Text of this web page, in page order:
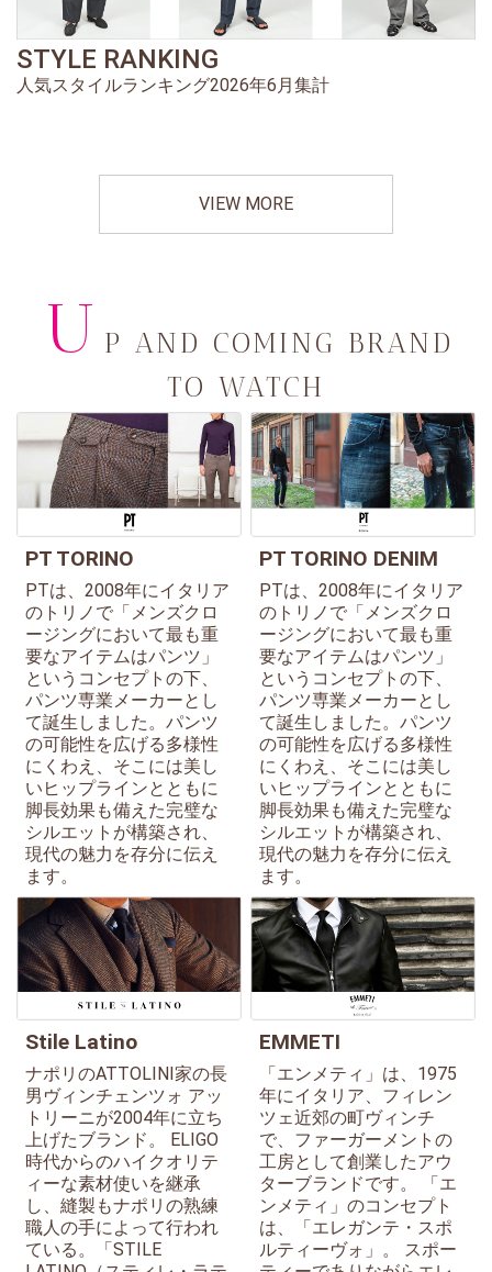
STYLE RANKING
人気スタイルランキング2026年6月集計
VIEW MORE
U P AND COMING BRAND
TO WATCH
PT TORINO
PTは、2008年にイタリア
のトリノで「メンズクロ
ージングにおいて最も重
要なアイテムはパンツ」
というコンセプトの下、
パンツ専業メーカーとし
て誕生しました。パンツ
の可能性を広げる多様性
にくわえ、そこには美し
いヒップラインとともに
脚長効果も備えた完璧な
シルエットが構築され、
現代の魅力を存分に伝え
ます。
PT TORINO DENIM
PTは、2008年にイタリア
のトリノで「メンズクロ
ージングにおいて最も重
要なアイテムはパンツ」
というコンセプトの下、
パンツ専業メーカーとし
て誕生しました。パンツ
の可能性を広げる多様性
にくわえ、そこには美し
いヒップラインとともに
脚長効果も備えた完璧な
シルエットが構築され、
現代の魅力を存分に伝え
ます。
Stile Latino
ナポリのATTOLINI家の長
男ヴィンチェンツォ アッ
トリーニが2004年に立ち
上げたブランド。 ELIGO
時代からのハイクオリテ
ィーな素材使いを継承
し、縫製もナポリの熟練
職人の手によって行われ
ている。「STILE
EMMETI
「エンメティ」は、1975
年にイタリア、フィレン
ツェ近郊の町ヴィンチ
で、ファーガーメントの
工房として創業したアウ
ターブランドです。 「エ
ンメティ」のコンセプト
は、「エレガンテ・スポ
ルティーヴォ」。 スポー